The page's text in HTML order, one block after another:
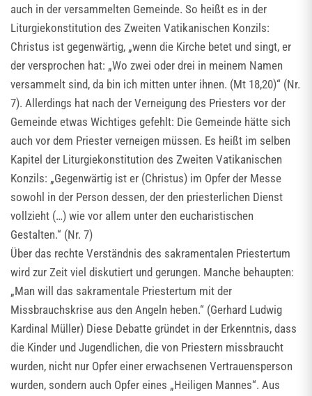
auch in der versammelten Gemeinde. So heißt es in der
Liturgiekonstitution des Zweiten Vatikanischen Konzils:
Christus ist gegenwärtig, „wenn die Kirche betet und singt, er
der versprochen hat: „Wo zwei oder drei in meinem Namen
versammelt sind, da bin ich mitten unter ihnen. (Mt 18,20)“ (Nr.
7). Allerdings hat nach der Verneigung des Priesters vor der
Gemeinde etwas Wichtiges gefehlt: Die Gemeinde hätte sich
auch vor dem Priester verneigen müssen. Es heißt im selben
Kapitel der Liturgiekonstitution des Zweiten Vatikanischen
Konzils: „Gegenwärtig ist er (Christus) im Opfer der Messe
sowohl in der Person dessen, der den priesterlichen Dienst
vollzieht (…) wie vor allem unter den eucharistischen
Gestalten.“ (Nr. 7)
Über das rechte Verständnis des sakramentalen Priestertum
wird zur Zeit viel diskutiert und gerungen. Manche behaupten:
„Man will das sakramentale Priestertum mit der
Missbrauchskrise aus den Angeln heben.“ (Gerhard Ludwig
Kardinal Müller) Diese Debatte gründet in der Erkenntnis, dass
die Kinder und Jugendlichen, die von Priestern missbraucht
wurden, nicht nur Opfer einer erwachsenen Vertrauensperson
wurden, sondern auch Opfer eines „Heiligen Mannes“. Aus